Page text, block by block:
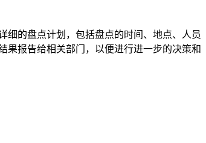
细的盘点计划，包括盘点的时间、地点、人员
果报告给相关部门，以便进行进一步的决策和